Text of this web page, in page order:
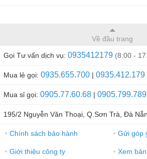
Về đầu trang
Gọi Tư vấn dịch vụ: 0935412179 (8:00 -
Mua lẻ gọi: 0935.655.700 | 0935.412.179
Mua sỉ gọi: 0905.77.60.68 | 0905.799.789
195/2 Nguyễn Văn Thoại, Q.Sơn Trà, Đà
● Chính sách bảo hành ● Gửi góp
● Giới thiệu công ty ● Xem